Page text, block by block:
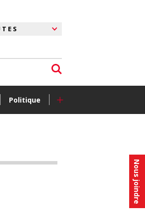
Nous joindre
Politique +